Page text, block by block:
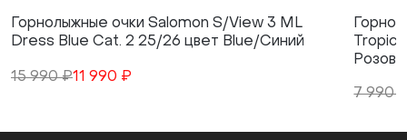
Горнолыжные очки Salomon S/View 3 ML
Dress Blue Cat. 2 25/26 цвет Blue/Синий
15 990 ₽11 990 ₽
7 990